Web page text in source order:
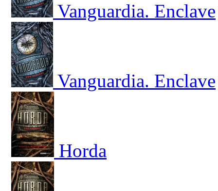
Vanguardia. Enclave
Vanguardia. Enclave
Horda